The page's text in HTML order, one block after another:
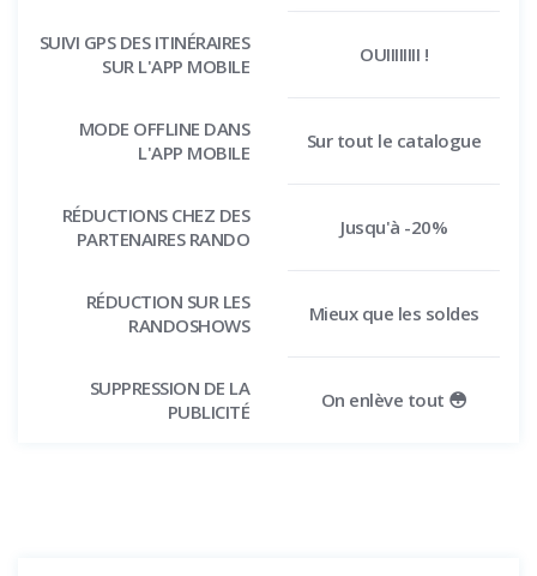
SUIVI GPS DES ITINÉRAIRES
SUR L'APP MOBILE
OUIIIIIIII !
MODE OFFLINE DANS
L'APP MOBILE
Sur tout le catalogue
RÉDUCTIONS CHEZ DES
PARTENAIRES RANDO
Jusqu'à -20%
RÉDUCTION SUR LES
RANDOSHOWS
Mieux que les soldes
SUPPRESSION DE LA
PUBLICITÉ
On enlève tout 😳